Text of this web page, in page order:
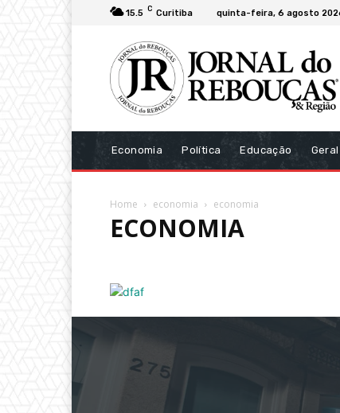
15.5 C Curitiba quinta-feira, 6 agosto
Economia Política Educação Geral
Home economia economia
ECONOMIA